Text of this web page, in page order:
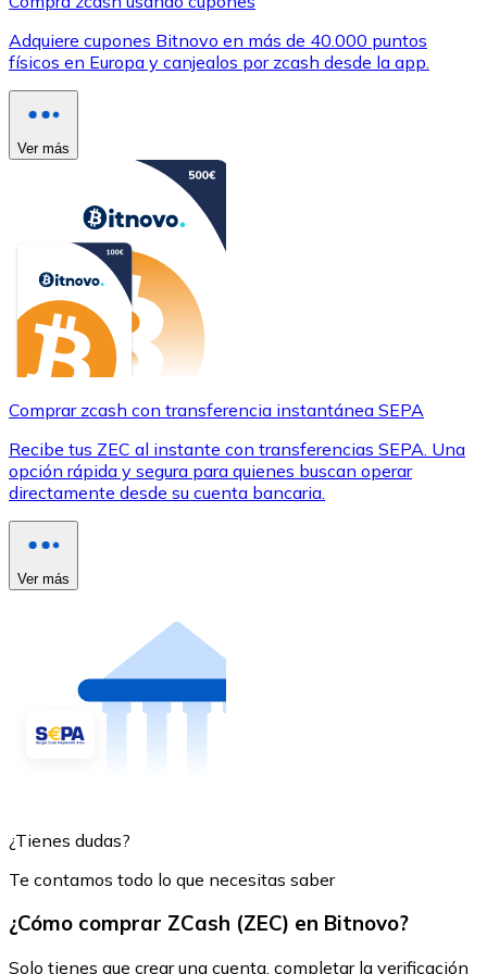
Adquiere cupones Bitnovo en más de 40.000 puntos
físicos en Europa y canjealos por zcash desde la app.
Ver más
Comprar zcash con transferencia instantánea SEPA
Recibe tus ZEC al instante con transferencias SEPA. Una
opción rápida y segura para quienes buscan operar
directamente desde su cuenta bancaria.
Ver más
¿Tienes dudas?
Te contamos todo lo que necesitas saber
¿Cómo comprar ZCash (ZEC) en Bitnovo?
Solo tienes que crear una cuenta, completar la verificación